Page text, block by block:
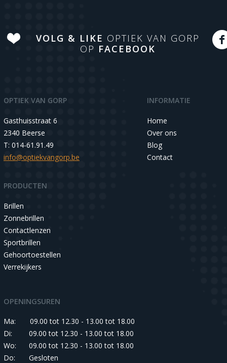
VOLG & LIKE OPTIEK VAN GORP
OP FACEBOOK
OPTIEK VAN GORP
Gasthuisstraat 6
2340 Beerse
T: 014-61.91.49
info@optiekvangorp.be
INFORMATIE
Home
Over ons
Blog
Contact
PRODUCTEN
Brillen
Zonnebrillen
Contactlenzen
Sportbrillen
Gehoortoestellen
Verrekijkers
OPENINGSUREN
Ma:
09.00 tot 12.30 - 13.00 tot 18.00
Di:
09.00 tot 12.30 - 13.00 tot 18.00
Wo:
09.00 tot 12.30 - 13.00 tot 18.00
Do:
Gesloten